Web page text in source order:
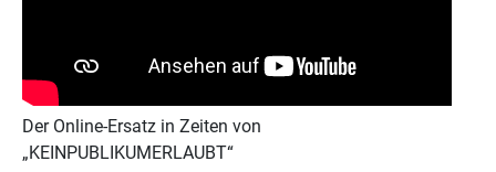
Der Online-Ersatz in Zeiten von
„KEINPUBLIKUMERLAUBT“